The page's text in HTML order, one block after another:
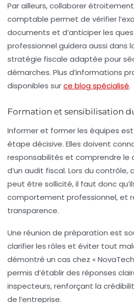
Par ailleurs, collaborer
comptable permet de vérifier
documents et d’anticiper les
professionnel guidera aussi dans
stratégie fiscale adaptée pour
démarches. Plus d’informations
disponibles surce blog spécialisé.
Formation et sensibilisation
Informer et former les équipes
étape décisive. Elles doivent
responsabilités et comprendre le
d’un audit fiscal. Lors du
peut être sollicité, il faut donc
comportement professionnel, et
transparence.
Une réunion de préparation est
clarifier les rôles et éviter tout
démontré un cas chez «
permis d’établir des réponses
inspecteurs, renforçant la
de l’entreprise.